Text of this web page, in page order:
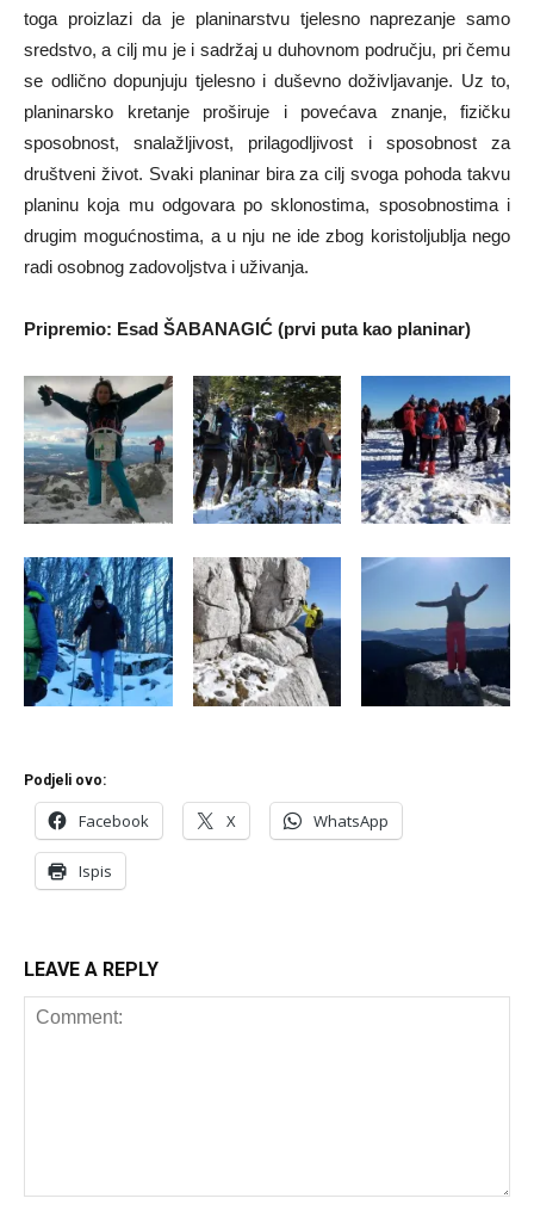
toga proizlazi da je planinarstvu tjelesno naprezanje samo
sredstvo, a cilj mu je i sadržaj u duhovnom području, pri čemu
se odlično dopunjuju tjelesno i duševno doživljavanje. Uz to,
planinarsko kretanje proširuje i povećava znanje, fizičku
sposobnost, snalažljivost, prilagodljivost i sposobnost za
društveni život. Svaki planinar bira za cilj svoga pohoda takvu
planinu koja mu odgovara po sklonostima, sposobnostima i
drugim mogućnostima, a u nju ne ide zbog koristoljublja nego
radi osobnog zadovoljstva i uživanja.
Pripremio: Esad ŠABANAGIĆ (prvi puta kao planinar)
Podjeli ovo:
Facebook X WhatsApp
Ispis
LEAVE A REPLY